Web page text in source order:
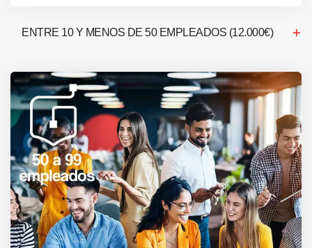
ENTRE 10 Y MENOS DE 50 EMPLEADOS (12.000€)